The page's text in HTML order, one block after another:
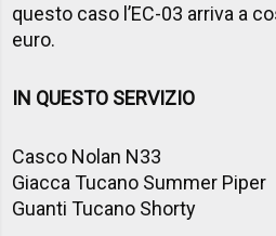
questo caso l’EC-03 arriva a
euro.
IN QUESTO SERVIZIO
Casco Nolan N33
Giacca Tucano Summer Piper
Guanti Tucano Shorty